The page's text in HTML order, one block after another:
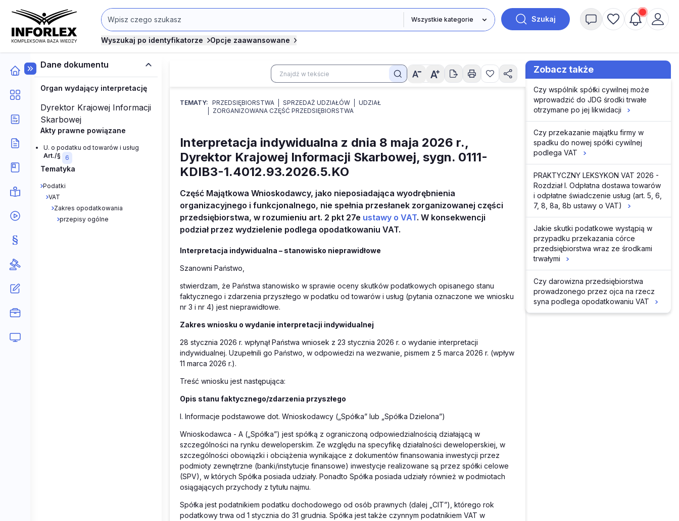
Szukaj
Wyszukaj po identyfikatorze Opcje zaawansowane
Dane dokumentu
Organ wydający interpretację
Dyrektor Krajowej Informacji
Skarbowej
Akty prawne powiązane
U. o podatku od towarów i usług
Art./§
6
Tematyka
Podatki
VAT
Zakres opodatkowania
przepisy ogólne
TEMATY: PRZEDSIĘBIORSTWA SPRZEDAŻ UDZIAŁÓW
UDZIAŁ
ZORGANIZOWANA CZĘŚĆ PRZEDSIĘBIORSTWA
Interpretacja indywidualna z dnia 8 maja 2026 r.,
Dyrektor Krajowej Informacji Skarbowej, sygn. 0111-
KDIB3-1.4012.93.2026.5.KO
Część Majątkowa Wnioskodawcy, jako nieposiadająca wyodrębnienia
organizacyjnego i funkcjonalnego, nie spełnia przesłanek zorganizowanej części
przedsiębiorstwa, w rozumieniu art. 2 pkt 27e ustawy o VAT. W konsekwencji
podział przez wydzielenie podlega opodatkowaniu VAT.
Interpretacja indywidualna – stanowisko nieprawidłowe
Szanowni Państwo,
stwierdzam, że Państwa stanowisko w sprawie oceny skutków podatkowych opisanego stanu
faktycznego i zdarzenia przyszłego w podatku od towarów i usług (pytania oznaczone we wniosku
nr 3 i nr 4) jest nieprawidłowe.
Zakres wniosku o wydanie interpretacji indywidualnej
28 stycznia 2026 r. wpłynął Państwa wniosek z 23 stycznia 2026 r. o wydanie interpretacji
indywidualnej. Uzupełnili go Państwo, w odpowiedzi na wezwanie, pismem z 5 marca 2026 r. (wpływ
11 marca 2026 r.).
Treść wniosku jest następująca:
Opis stanu faktycznego/zdarzenia przyszłego
I. Informacje podstawowe dot. Wnioskodawcy („Spółka” lub „Spółka Dzielona”)
Wnioskodawca - A („Spółka”) jest spółką z ograniczoną odpowiedzialnością działającą w
szczególności na rynku deweloperskim. Ze względu na specyfikę działalności deweloperskiej, w
szczególności obowiązki i obciążenia wynikające z dokumentów finansowania inwestycji przez
podmioty zewnętrzne (banki/instytucje finansowe) inwestycje realizowane są przez spółki celowe
(SPV), w których Spółka posiada udziały. Ponadto Spółka posiada udziały również w podmiotach
osiągających przychody z tytułu najmu.
Spółka jest podatnikiem podatku dochodowego od osób prawnych (dalej „CIT”), którego rok
podatkowy trwa od 1 stycznia do 31 grudnia. Spółka jest także czynnym podatnikiem VAT w
Zobacz także
Czy wspólnik spółki cywilnej może
wprowadzić do JDG środki trwałe
otrzymane po jej likwidacji
Czy przekazanie majątku firmy w
spadku do nowej spółki cywilnej
podlega VAT
PRAKTYCZNY LEKSYKON VAT 2026 -
Rozdział I. Odpłatna dostawa towarów
i odpłatne świadczenie usług (art. 5, 6,
7, 8, 8a, 8b ustawy o VAT)
Jakie skutki podatkowe wystąpią w
przypadku przekazania córce
przedsiębiorstwa wraz ze środkami
trwałymi
Czy darowizna przedsiębiorstwa
prowadzonego przez ojca na rzecz
syna podlega opodatkowaniu VAT